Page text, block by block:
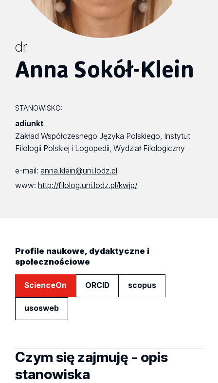
dr
Anna Sokół-Klein
STANOWISKO:
adiunkt
Zakład Współczesnego Języka Polskiego, Instytut
Filologii Polskiej i Logopedii, Wydział Filologiczny
e-mail:anna.klein@uni.lodz.pl
www:http://filolog.uni.lodz.pl/kwjp/
Profile naukowe, dydaktyczne i
społecznościowe
ScienceOn ORCID scopus
usosweb
Czym się zajmuję - opis
stanowiska